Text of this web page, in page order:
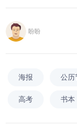
盼盼
海报 公历
高考 书本